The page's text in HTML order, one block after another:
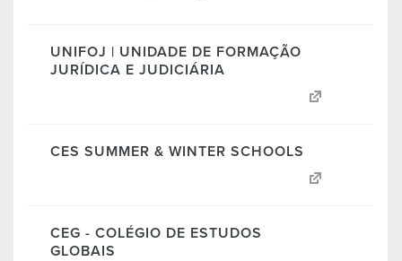
UNIFOJ | UNIDADE DE FORMAÇÃO
JURÍDICA E JUDICIÁRIA
CES SUMMER & WINTER SCHOOLS
CEG - COLÉGIO DE ESTUDOS
GLOBAIS